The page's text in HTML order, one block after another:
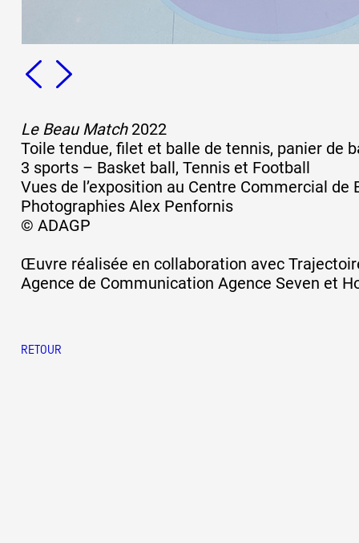
1% œuvres
public
Réseau
Artistes
Le Beau Match2022
Toile tendue, filet et balle de tennis, panier de
3 sports – Basket ball, Tennis et Football
Vues de l’exposition au Centre Commercial de
Photographies Alex Penfornis
© ADAGP
Œuvre réalisée en collaboration avec
Agence de CommunicationAgence Seven et
RETOUR